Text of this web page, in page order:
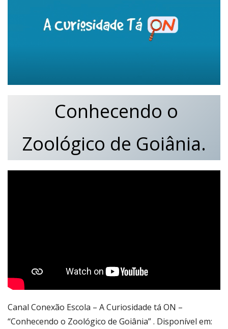
Conhecendo o
Zoológico de Goiânia.
Canal Conexão Escola – A Curiosidade tá ON –
“Conhecendo o Zoológico de Goiânia” . Disponível em: